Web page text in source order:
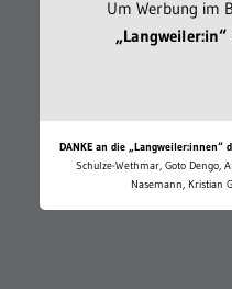
Um Werbung im
„Langweiler:in“
DANKE an die „Langweiler:innen“
Schulze-Wethmar, Goto Dengo,
Nasemann, Kristian